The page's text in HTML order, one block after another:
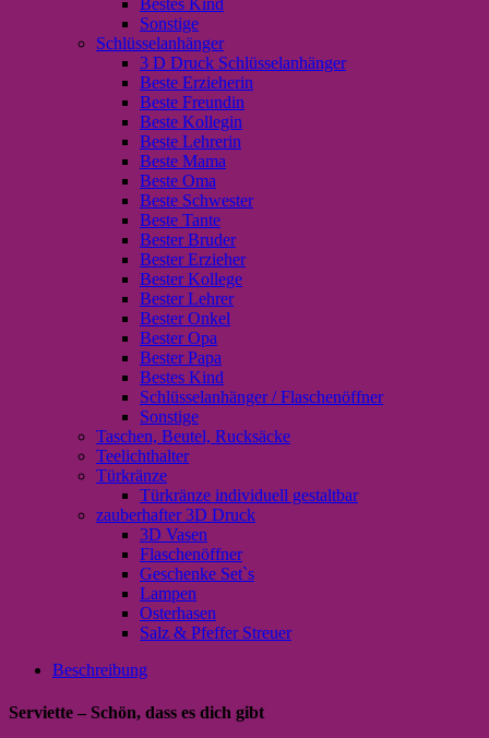
Sonstige
Schlüsselanhänger
3 D Druck Schlüsselanhänger
Beste Erzieherin
Beste Freundin
Beste Kollegin
Beste Lehrerin
Beste Mama
Beste Oma
Beste Schwester
Beste Tante
Bester Bruder
Bester Erzieher
Bester Kollege
Bester Lehrer
Bester Onkel
Bester Opa
Bester Papa
Bestes Kind
Schlüsselanhänger / Flaschenöffner
Sonstige
Taschen, Beutel, Rucksäcke
Teelichthalter
Türkränze
Türkränze individuell gestaltbar
zauberhafter 3D Druck
3D Vasen
Flaschenöffner
Geschenke Set`s
Lampen
Osterhasen
Salz & Pfeffer Streuer
Beschreibung
Serviette – Schön, dass es dich gibt